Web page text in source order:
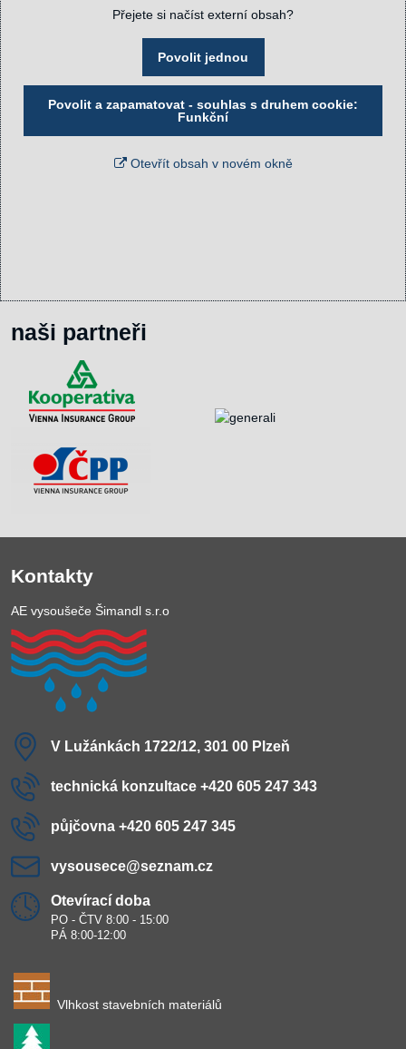
Přejete si načíst externí obsah?
Povolit jednou
Povolit a zapamatovat - souhlas s druhem cookie:
Funkční
Otevřít obsah v novém okně
naši partneři
Kontakty
AE vysoušeče Šimandl s.r.o
V Lužánkách 1722/12, 301 00 Plzeň
technická konzultace +420 605 247 343
půjčovna +420 605 247 345
vysousece​@seznam​.cz
Otevírací doba
PO - ČTV 8:00 - 15:00
PÁ 8:00-12:00
Vlhkost stavebních materiálů